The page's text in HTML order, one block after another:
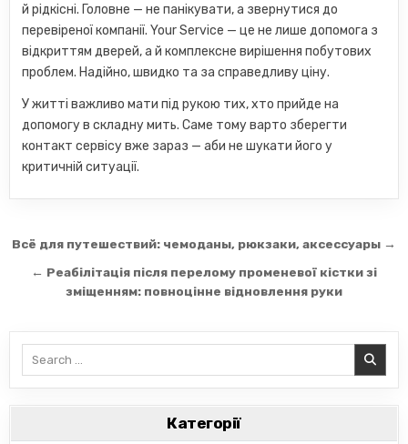
й рідкісні. Головне — не панікувати, а звернутися до
перевіреної компанії. Your Service — це не лише допомога з
відкриттям дверей, а й комплексне вирішення побутових
проблем. Надійно, швидко та за справедливу ціну.
У житті важливо мати під рукою тих, хто прийде на
допомогу в складну мить. Саме тому варто зберегти
контакт сервісу вже зараз — аби не шукати його у
критичній ситуації.
Навігація
записів
Всё для путешествий: чемоданы, рюкзаки, аксессуары →
← Реабілітація після перелому променевої кістки зі
зміщенням: повноцінне відновлення руки
Категорії